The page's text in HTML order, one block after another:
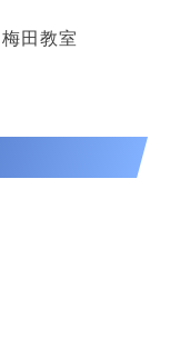
田教室